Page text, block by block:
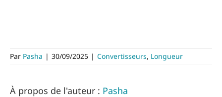
Par Pasha | 30/09/2025 | Convertisseurs, Longueur
À propos de l'auteur : Pasha